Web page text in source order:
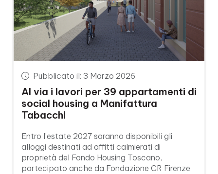
Pubblicato il: 3 Marzo 2026
Al via i lavori per 39 appartamenti di
social housing a Manifattura
Tabacchi
Entro l’estate 2027 saranno disponibili gli
alloggi destinati ad affitti calmierati di
proprietà del Fondo Housing Toscano,
partecipato anche da Fondazione CR Firenze